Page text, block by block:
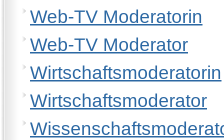
Web-TV Moderatorin
Web-TV Moderator
Wirtschaftsmoderatorin
Wirtschaftsmoderator